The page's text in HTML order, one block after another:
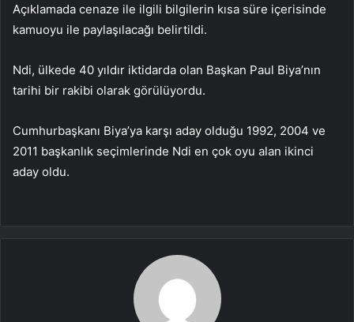
Açıklamada cenaze ile ilgili bilgilerin kısa süre içerisinde
kamuoyu ile paylaşılacağı belirtildi.
Ndi, ülkede 40 yıldır iktidarda olan Başkan Paul Biya’nın
tarihi bir rakibi olarak görülüyordu.
Cumhurbaşkanı Biya’ya karşı aday olduğu 1992, 2004 ve
2011 başkanlık seçimlerinde Ndi en çok oyu alan ikinci
aday oldu.